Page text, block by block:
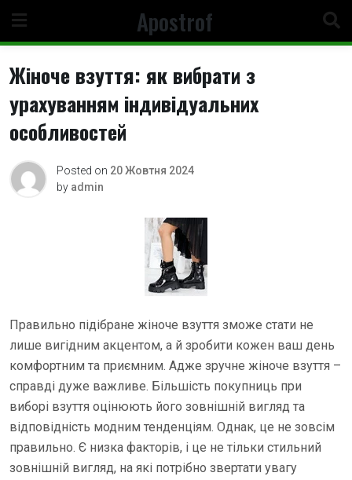
content
Apostrof
Жіноче взуття: як вибрати з
урахуванням індивідуальних
особливостей
Posted on 20 Жовтня 2024
by admin
Правильно підібране жіноче взуття зможе стати не
лише вигідним акцентом, а й зробити кожен ваш день
комфортним та приємним. Адже зручне жіноче взуття –
справді дуже важливе. Більшість покупниць при
виборі взуття оцінюють його зовнішній вигляд та
відповідність модним тенденціям. Однак, це не зовсім
правильно. Є низка факторів, і це не тільки стильний
зовнішній вигляд, на які потрібно звертати увагу